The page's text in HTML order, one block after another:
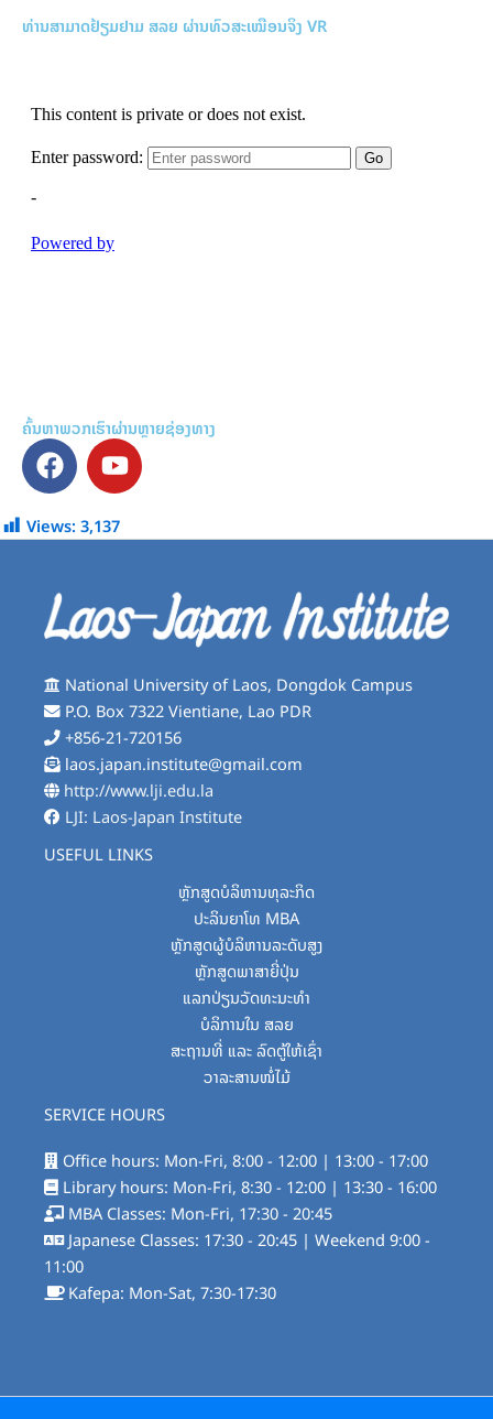
ທ່ານສາມາດຢ້ຽມຢາມ ສລຍ ຜ່ານທົວສະເໝືອນຈິງ VR
ຄົ້ນຫາພວກເຮົາຜ່ານຫຼາຍຊ່ອງທາງ
F
a
c
e
o
o
k
Y
o
u
t
e
Views: 3,137
National University of Laos, Dongdok Campus
P.O. Box 7322 Vientiane, Lao PDR
+856-21-720156
laos.japan.institute@gmail.com
http://www.lji.edu.la
LJI: Laos-Japan Institute
USEFUL LINKS
ຫຼັກສູດບໍລິຫານທຸລະກິດ
ປະລິນຍາໂທ MBA
ຫຼັກສູດຜູ້ບໍລິຫານລະດັບສູງ
ຫຼັກສູດພາສາຍີ່ປຸ່ນ
ແລກປ່ຽນວັດທະນະທໍາ
ບໍລິການໃນ ສລຍ
ສະຖານທີ່ ແລະ ລົດຕູ້ໃຫ້ເຊົ່າ
ວາລະສານໜໍ່ໄມ້
SERVICE HOURS
Office hours: Mon-Fri, 8:00 - 12:00 | 13:00 - 17:00
Library hours: Mon-Fri, 8:30 - 12:00 | 13:30 - 16:00
MBA Classes: Mon-Fri, 17:30 - 20:45
Japanese Classes: 17:30 - 20:45 | Weekend 9:00 -
11:00
Kafepa: Mon-Sat, 7:30-17:30